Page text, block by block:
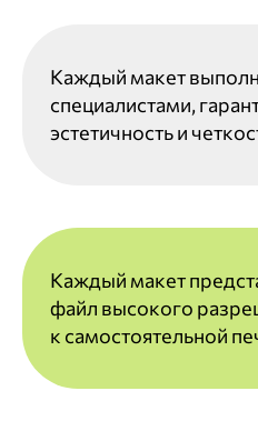
Каждый макет
специалистами,
эстетичность и
Каждый макет
файл высокого
к самостоятельной